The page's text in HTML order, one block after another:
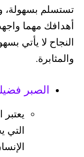
تستسلم بسهولة،
أهدافك مهما
النجاح لا يأتي
والمثابرة.
الصبر
التي